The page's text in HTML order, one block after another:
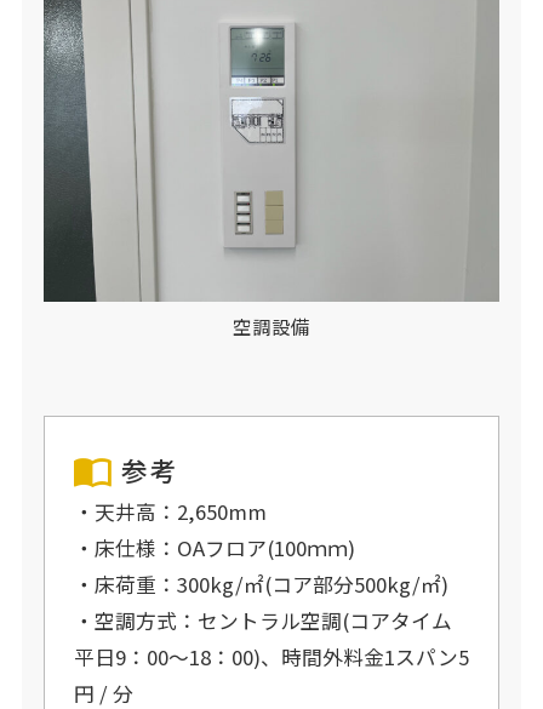
空調設備
参考
・天井高：2,650mm
・床仕様：OAフロア(100ｍｍ)
・床荷重：300kg/㎡(コア部分500kg/㎡)
・空調方式：セントラル空調(コアタイム
平日9：00～18：00)、時間外料金1スパン5
円 / 分